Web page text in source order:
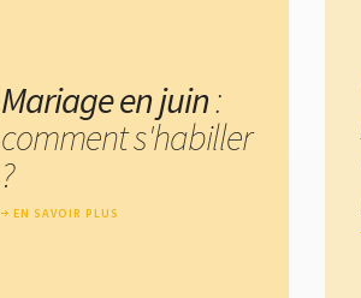
Mariage en juin:
comment s'habiller
?
EN SAVOIR PLUS